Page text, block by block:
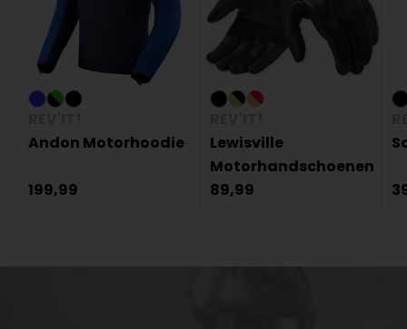
Andon Motorhoodie
199,99
Lewisville
Motorhandschoenen
89,99